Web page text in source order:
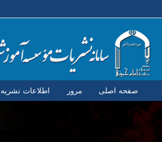
صفحه اصلی مرور اطلاعات نشریه